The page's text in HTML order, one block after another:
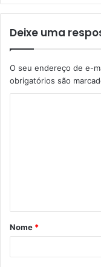
CCI Leste– às
Endereço: Rua
Deixe uma
O seu endereço de e-
obrigatórios são
Nome *